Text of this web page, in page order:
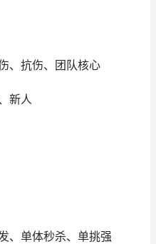
、抗伤、团队核心
新人
、单体秒杀、单挑强